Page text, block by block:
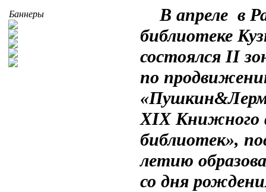
Баннеры
В апреле в
библиотеке
состоялся II
по
XIX Книжного
библиотек»,
летию
со дня